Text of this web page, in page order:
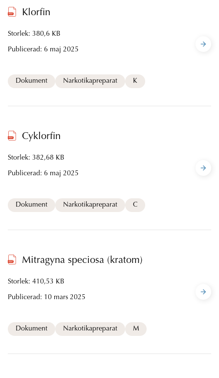
Klorfin
Storlek: 380,6 KB
Publicerad: 6 maj 2025
Dokument Narkotikapreparat K
Cyklorfin
Storlek: 382,68 KB
Publicerad: 6 maj 2025
Dokument Narkotikapreparat C
Mitragyna speciosa (kratom)
Storlek: 410,53 KB
Publicerad: 10 mars 2025
Dokument Narkotikapreparat M